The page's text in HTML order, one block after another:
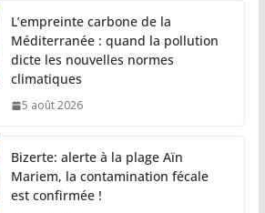
L’empreinte carbone de la
Méditerranée : quand la pollution
dicte les nouvelles normes
climatiques
5 août 2026
Bizerte: alerte à la plage Aïn
Mariem, la contamination fécale
est confirmée !